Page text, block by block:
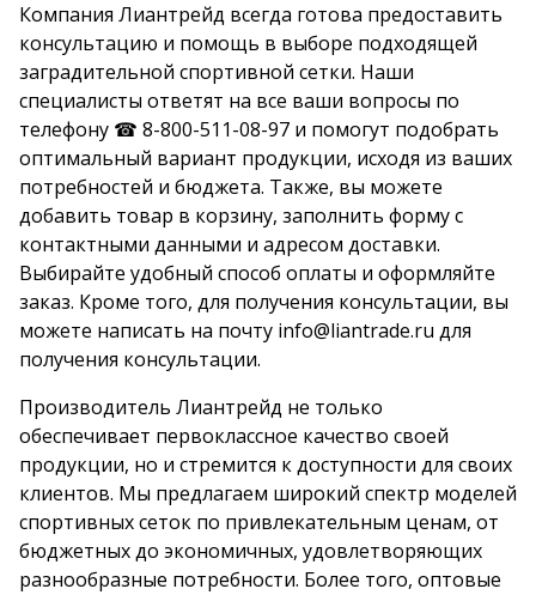
Компания Лиантрейд всегда готова предоставить
консультацию и помощь в выборе подходящей
заградительной спортивной сетки. Наши
специалисты ответят на все ваши вопросы по
телефону ☎ 8-800-511-08-97 и помогут подобрать
оптимальный вариант продукции, исходя из ваших
потребностей и бюджета. Также, вы можете
добавить товар в корзину, заполнить форму с
контактными данными и адресом доставки.
Выбирайте удобный способ оплаты и оформляйте
заказ. Кроме того, для получения консультации, вы
можете написать на почту info@liantrade.ru для
получения консультации.
Производитель Лиантрейд не только
обеспечивает первоклассное качество своей
продукции, но и стремится к доступности для своих
клиентов. Мы предлагаем широкий спектр моделей
спортивных сеток по привлекательным ценам, от
бюджетных до экономичных, удовлетворяющих
разнообразные потребности. Более того, оптовые